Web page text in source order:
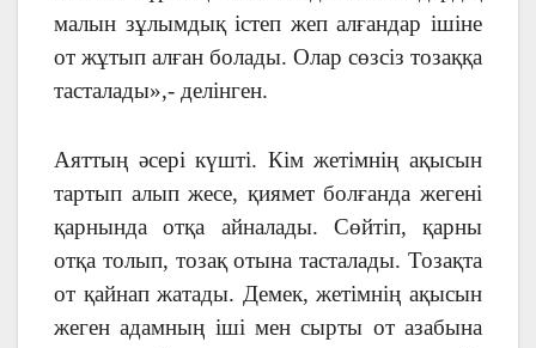
малын зұлымдық істеп жеп алғандар ішіне
от жұтып алған болады. Олар сөзсіз тозаққа
тасталады»,- делінген.
Аяттың әсері күшті. Кім жетімнің ақысын
тартып алып жесе, қиямет болғанда жегені
қарнында отқа айналады. Сөйтіп, қарны
отқа толып, тозақ отына тасталады. Тозақта
от қайнап жатады. Демек, жетімнің ақысын
жеген адамның іші мен сырты от азабына